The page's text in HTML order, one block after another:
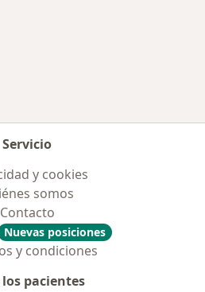
Servicio
y cookies
somos
Contacto
Nuevas posiciones
y condiciones
los pacientes